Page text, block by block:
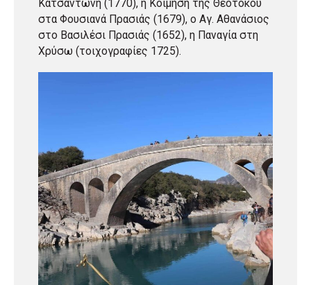
Κατσαντώνη (1770), η Κοίμηση της Θεοτόκου
στα Φουσιανά Πρασιάς (1679), ο Αγ. Αθανάσιος
στο Βασιλέσι Πρασιάς (1652), η Παναγία στη
Χρύσω (τοιχογραφίες 1725).